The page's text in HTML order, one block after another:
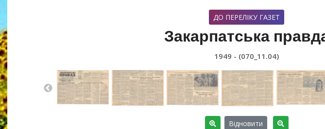
ДО ПЕРЕЛІКУ ГАЗЕТ
Закарпатська
1949 - (070_11.04)
Відновити